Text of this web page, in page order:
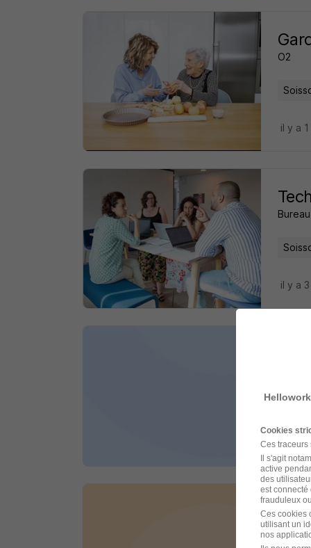
O2
il y a
il y a
il y a
Iziwork
Cookies
Ces traceurs
Il s'agit
active
des
est connecté
frauduleux
Ces cookies
utilisant un
nos